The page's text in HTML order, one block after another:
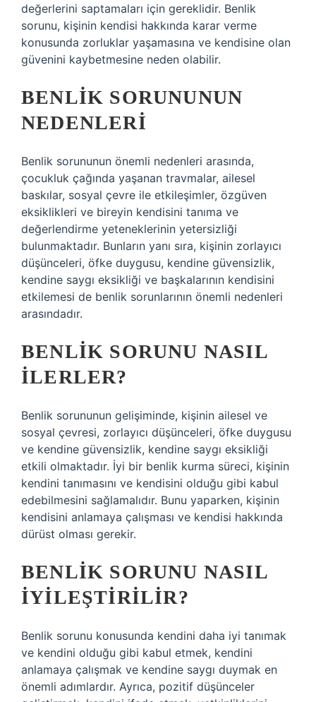
değerlerini saptamaları için gereklidir. Benlik
sorunu, kişinin kendisi hakkında karar verme
konusunda zorluklar yaşamasına ve kendisine olan
güvenini kaybetmesine neden olabilir.
BENLIK SORUNUNUN
NEDENLERI
Benlik sorununun önemli nedenleri arasında,
çocukluk çağında yaşanan travmalar, ailesel
baskılar, sosyal çevre ile etkileşimler, özgüven
eksiklikleri ve bireyin kendisini tanıma ve
değerlendirme yeteneklerinin yetersizliği
bulunmaktadır. Bunların yanı sıra, kişinin zorlayıcı
düşünceleri, öfke duygusu, kendine güvensizlik,
kendine saygı eksikliği ve başkalarının kendisini
etkilemesi de benlik sorunlarının önemli nedenleri
arasındadır.
BENLIK SORUNU NASIL
İLERLER?
Benlik sorununun gelişiminde, kişinin ailesel ve
sosyal çevresi, zorlayıcı düşünceleri, öfke duygusu
ve kendine güvensizlik, kendine saygı eksikliği
etkili olmaktadır. İyi bir benlik kurma süreci, kişinin
kendini tanımasını ve kendisini olduğu gibi kabul
edebilmesini sağlamalıdır. Bunu yaparken, kişinin
kendisini anlamaya çalışması ve kendisi hakkında
dürüst olması gerekir.
BENLIK SORUNU NASIL
İYILEŞTIRILIR?
Benlik sorunu konusunda kendini daha iyi tanımak
ve kendini olduğu gibi kabul etmek, kendini
anlamaya çalışmak ve kendine saygı duymak en
önemli adımlardır. Ayrıca, pozitif düşünceler